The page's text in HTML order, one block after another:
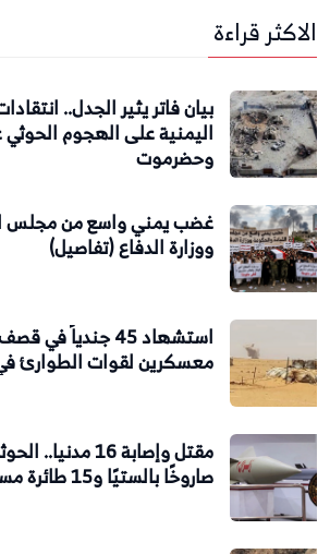
الاكثر قراءة
بيان فاتر يثير الجدل..
اليمنية على الهجوم
وحضرموت
غضب يمني واسع من مجلس
ووزارة الدفاع (تفاصيل)
استشهاد 45
معسكرين لقوات الطوارئ
صاروخًا بالستيًا و15 طائرة مسيرة على مأرب